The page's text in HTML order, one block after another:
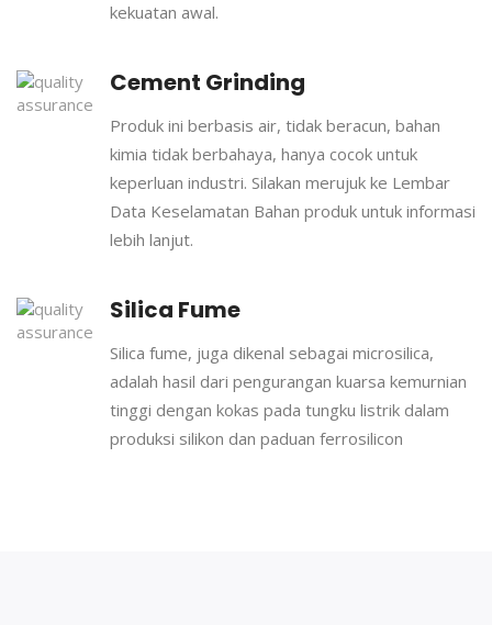
kekuatan awal.
Cement Grinding
Produk ini berbasis air, tidak beracun, bahan
kimia tidak berbahaya, hanya cocok untuk
keperluan industri. Silakan merujuk ke Lembar
Data Keselamatan Bahan produk untuk informasi
lebih lanjut.
Silica Fume
Silica fume, juga dikenal sebagai microsilica,
adalah hasil dari pengurangan kuarsa kemurnian
tinggi dengan kokas pada tungku listrik dalam
produksi silikon dan paduan ferrosilicon